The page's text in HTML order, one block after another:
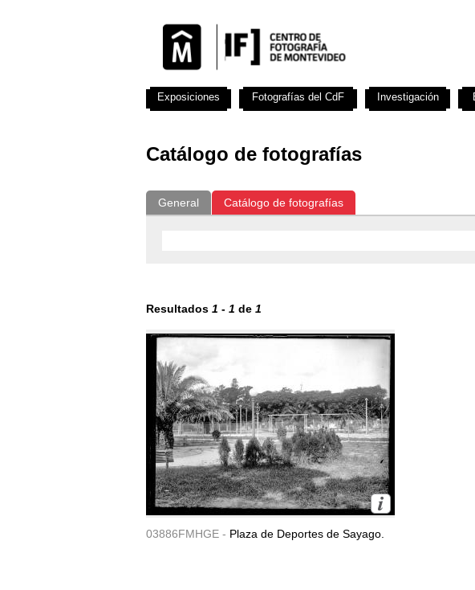
Catálogo de fotografías
General Catálogo de fotografías
Resultados 1 - 1 de 1
03886FMHGE - Plaza de Deportes de Sayago.
Exposiciones Fotografías del CdF Investigación